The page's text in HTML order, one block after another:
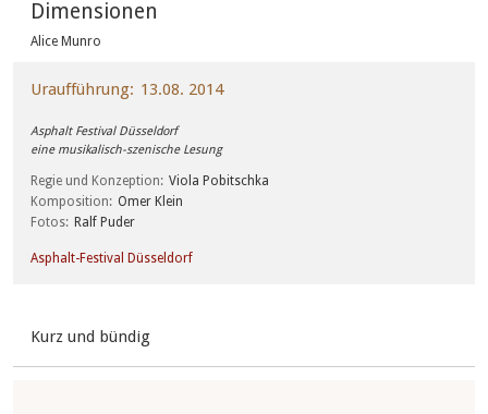
Dimensionen
Alice Munro
Uraufführung 13.08. 2014
Asphalt Festival Düsseldorf
eine musikalisch-szenische Lesung
Regie und Konzeption
Viola Pobitschka
Komposition
Omer Klein
Fotos Ralf Puder
Asphalt-Festival Düsseldorf
Kurz und bündig